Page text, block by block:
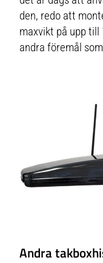
den, redo att
maxvikt på upp
andra föremål
Andra